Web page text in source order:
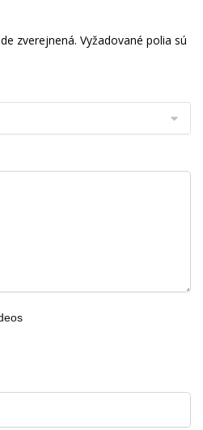
zverejnená. Vyžadované polia sú